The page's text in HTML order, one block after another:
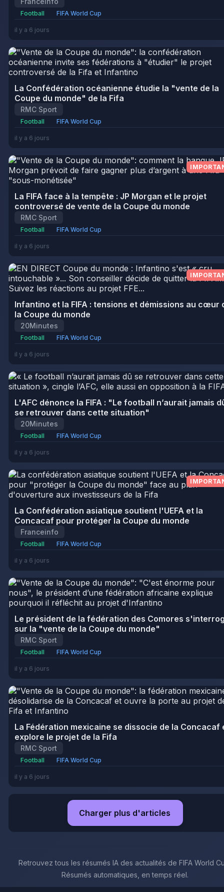
Football FIFA World Cup
il y a 6 jours
La Confédération océanienne étudie la "vente de la
Coupe du monde" de la Fifa
RMC Sport
Football FIFA World Cup
il y a 6 jours
La FIFA face à la tempête : JP Morgan et le projet
controversé de vente de la Coupe du monde
RMC Sport
Football FIFA World Cup
il y a 6 jours
Infantino et la FIFA : tensions et démissions au cœur
la Coupe du monde
20Minutes
Football FIFA World Cup
il y a 6 jours
L'AFC dénonce la FIFA : "Le football n’aurait jamais
se retrouver dans cette situation"
20Minutes
Football FIFA World Cup
il y a 6 jours
La Confédération asiatique soutient l'UEFA et la
Concacaf pour protéger la Coupe du monde
Franceinfo
Football FIFA World Cup
il y a 6 jours
Le président de la fédération des Comores
sur la "vente de la Coupe du monde"
RMC Sport
Football FIFA World Cup
il y a 6 jours
La Fédération mexicaine se dissocie de la Concacaf
explore le projet de la Fifa
RMC Sport
Football FIFA World Cup
il y a 6 jours
Charger plus d'articles
Retrouvez tous les résumés IA des actualités de FIFA World
Résumés automatiques, en temps réel.